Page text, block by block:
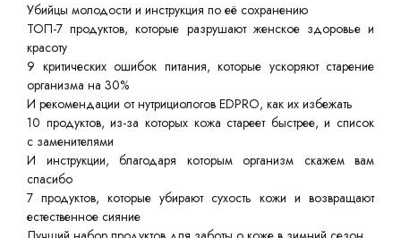
Убийцы молодости и инструкция по её сохранению
ТОП-7 продуктов, которые разрушают женское здоровье и
красоту
9 критических ошибок питания, которые ускоряют старение
организма на 30%
И рекомендации от нутрициологов EDPRO, как их избежать
10 продуктов, из-за которых кожа стареет быстрее, и список
с заменителями
И инструкции, благодаря которым организм скажем вам
спасибо
7 продуктов, которые убирают сухость кожи и возвращают
естественное сияние